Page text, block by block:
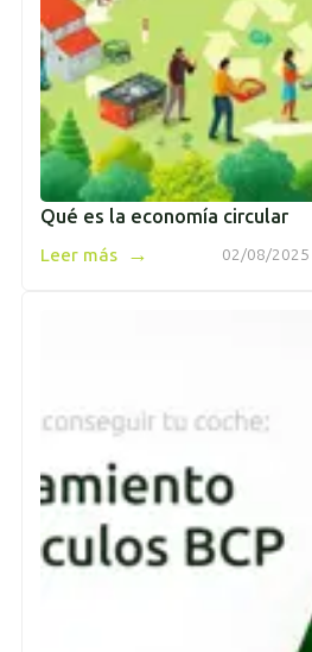
Qué es la economía circular
02/08/2025
Leer más →